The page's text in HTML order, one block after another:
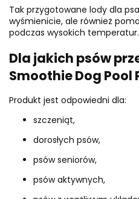
Tak przygotowane lody dla
wyśmienicie, ale również
podczas wysokich temperatur.
Dla jakich psów
Smoothie Dog Pool
Produkt jest odpowiedni dla:
szczeniąt,
dorosłych psów,
psów seniorów,
psów aktywnych,